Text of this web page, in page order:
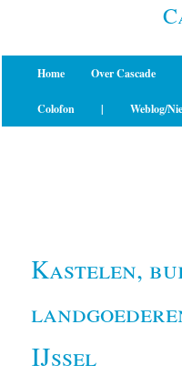
Home Over Cascade
Colofon | Weblog/
Kastelen,
IJssel